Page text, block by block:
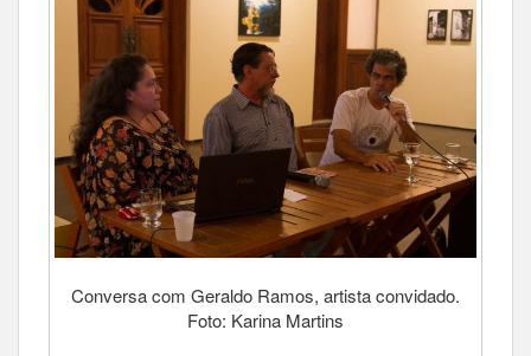
Conversa com Geraldo Ramos, artista convidado.
Foto: Karina Martins